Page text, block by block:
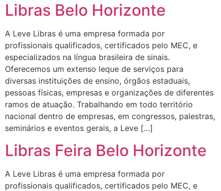
Libras Belo Horizonte
A Leve Libras é uma empresa formada por
profissionais qualificados, certificados pelo MEC, e
especializados na língua brasileira de sinais.
Oferecemos um extenso leque de serviços para
diversas instituições de ensino, órgãos estaduais,
pessoas físicas, empresas e organizações de diferentes
ramos de atuação. Trabalhando em todo território
nacional dentro de empresas, em congressos, palestras,
seminários e eventos gerais, a Leve […]
Libras Feira Belo Horizonte
A Leve Libras é uma empresa formada por
profissionais qualificados, certificados pelo MEC, e